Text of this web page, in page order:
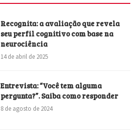
Recognita: a avaliação que revela
seu perfil cognitivo com base na
neurociência
14 de abril de 2025
Entrevista: “Você tem alguma
pergunta?”. Saiba como responder
8 de agosto de 2024